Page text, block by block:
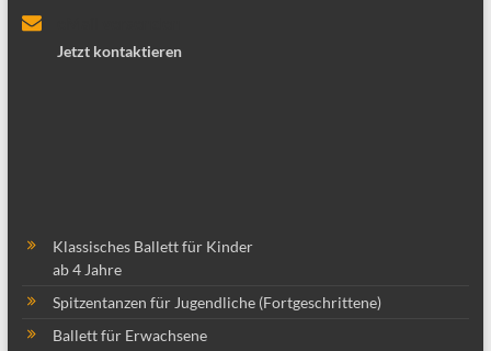
Jetzt kontaktieren
Klassisches Ballett für Kinder
ab 4 Jahre
Spitzentanzen für Jugendliche (Fortgeschrittene)
Ballett für Erwachsene